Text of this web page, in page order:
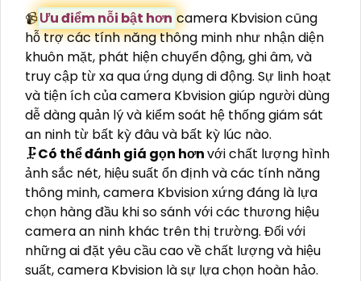
📹Ưu điểm nỗi bật hơn camera Kbvision cũng
hỗ trợ các tính năng thông minh như nhận diện
khuôn mặt, phát hiện chuyển động, ghi âm, và
truy cập từ xa qua ứng dụng di động. Sự linh hoạt
và tiện ích của camera Kbvision giúp người dùng
dễ dàng quản lý và kiểm soát hệ thống giám sát
an ninh từ bất kỳ đâu và bất kỳ lúc nào.
🗜️Có thể đánh giá gọn hơnvới chất lượng hình
ảnh sắc nét, hiệu suất ổn định và các tính năng
thông minh, camera Kbvision xứng đáng là lựa
chọn hàng đầu khi so sánh với các thương hiệu
camera an ninh khác trên thị trường. Đối với
những ai đặt yêu cầu cao về chất lượng và hiệu
suất, camera Kbvision là sự lựa chọn hoàn hảo.